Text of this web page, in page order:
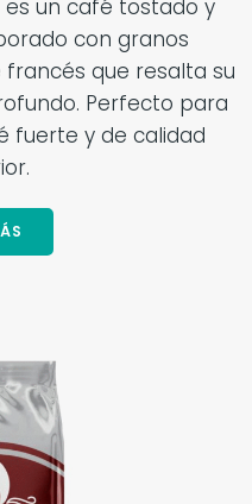
es un café tostado y
con granos
que resalta su
Perfecto para
fuerte y de calidad